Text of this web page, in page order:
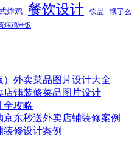
炸鸡 餐饮设计 饮品 饿了么
焖鸡米饭
外卖菜品图片设计大全
店铺装修菜品图片设计
全攻略
东秒送外卖店铺装修案例
修设计案例